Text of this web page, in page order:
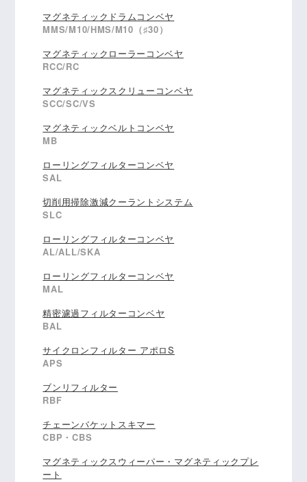
マグネティックドラムコンベヤ
MMS/M10/HMS/M10（♯30）
マグネティックローラーコンベヤ
RCC/RC
マグネティックスクリューコンベヤ
SCC/SC/VS
マグネティックベルトコンベヤ
MB
ローリングフィルターコンベヤ
SAL
切削用掃除激減クーラントシステム
SLC
ローリングフィルターコンベヤ
AL/ALL/SKA
ローリングフィルターコンベヤ
MAL
精密濾過フィルターコンベヤ
BAL
サイクロンフィルター アポロS
APS
ブンリフィルター
RBF
チェーンバケットスキマー
CBP・CBS
マグネティックスウィーパー・マグネティックプレ
ート